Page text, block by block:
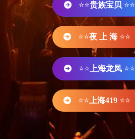
⭐⭐贵族宝贝 ⭐⭐
⭐⭐夜 上 海 ⭐⭐
⭐⭐ 上海龙凤 ⭐⭐
⭐⭐ 上海419 ⭐⭐